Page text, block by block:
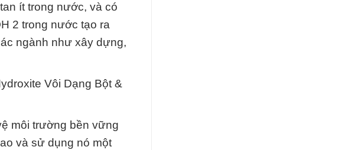
ít trong nước, và có
2 trong nước tạo ra
ngành như xây dựng,
Vôi Dạng Bột &
môi trường bền vững
và sử dụng nó một